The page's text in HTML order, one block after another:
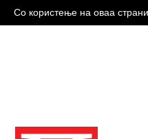
Со користење на оваа